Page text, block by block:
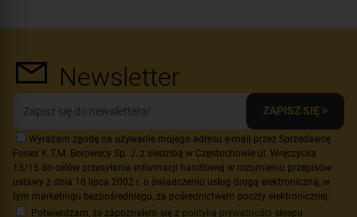
Newsletter
ZAPISZ SIĘ >
Wyrażam zgodę na używanie mojego adresu e-mail przez Sprzedawcę
Fonex K.T.M. Borowscy Sp. J. z siedzibą w Częstochowie ul. Wręczycka
13/15 do celów przesyłania informacji handlowej w rozumieniu przepisów
ustawy z dnia 18 lipca 2002 r. o świadczeniu usług drogą elektroniczną, w
tym marketingu bezpośredniego, za pośrednictwem poczty elektronicznej.
Potwierdzam, że zapoznałem się z polityką prywatności sklepu